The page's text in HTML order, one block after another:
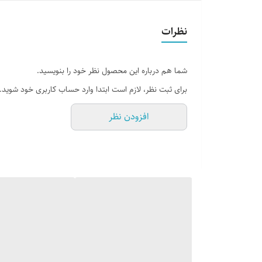
نظرات
شما هم درباره این محصول نظر خود را بنویسید.
برای ثبت نظر، لازم است ابتدا وارد حساب کاربری خود شوید.
افزودن نظر